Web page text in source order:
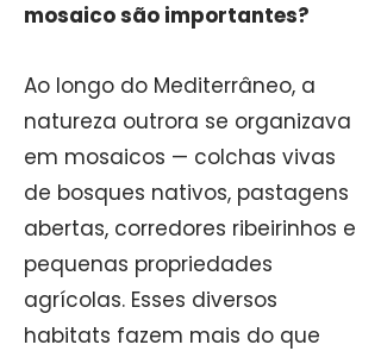
mosaico são importantes?
Ao longo do Mediterrâneo, a
natureza outrora se organizava
em mosaicos — colchas vivas
de bosques nativos, pastagens
abertas, corredores ribeirinhos e
pequenas propriedades
agrícolas. Esses diversos
habitats fazem mais do que